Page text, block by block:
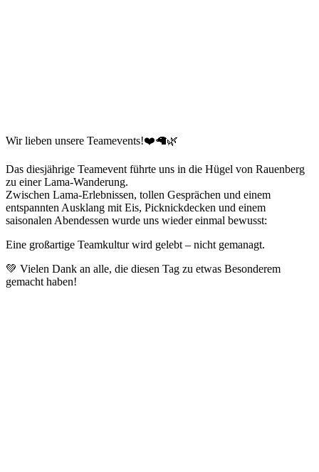
Wir lieben unsere Teamevents!❤️🦙🌿
Das diesjährige Teamevent führte uns in die Hügel von Rauenberg
zu einer Lama-Wanderung.
Zwischen Lama-Erlebnissen, tollen Gesprächen und einem
entspannten Ausklang mit Eis, Picknickdecken und einem
saisonalen Abendessen wurde uns wieder einmal bewusst:
Eine großartige Teamkultur wird gelebt – nicht gemanagt.
💚 Vielen Dank an alle, die diesen Tag zu etwas Besonderem
gemacht haben!